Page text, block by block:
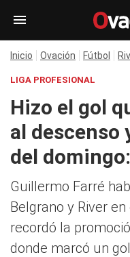
Inicio Ovación Fútbol
LIGA PROFESIONAL
Hizo el gol
al descenso
del
Guillermo Farré
Belgrano y River
recordó la
donde marcó un